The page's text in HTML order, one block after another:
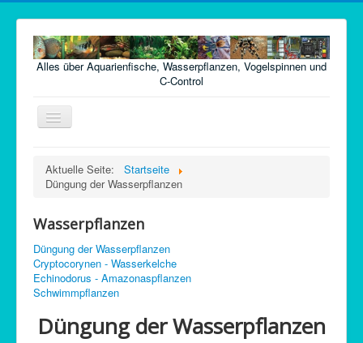
Alles über Aquarienfische, Wasserpflanzen, Vogelspinnen und
C-Control
Navigation
Fische
Technik
Krankheiten
Vogelspinnen
Aktuelle Seite:
Startseite
Düngung der Wasserpflanzen
Wasserpflanzen
Düngung der Wasserpflanzen
Cryptocorynen - Wasserkelche
Echinodorus - Amazonaspflanzen
Schwimmpflanzen
Düngung der Wasserpflanzen